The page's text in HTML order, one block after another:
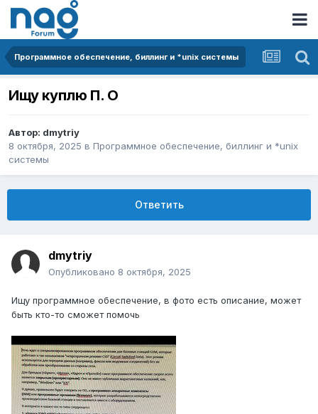
Программное обеспечение, биллинг и *unix системы
Ищу куплю П. О
Автор: dmytriy
8 октября, 2025 в Программное обеспечение, биллинг и *unix
системы
Ответить
dmytriy
Опубликовано 8 октября, 2025
Ищу программное обеспечение, в фото есть описание, может
быть кто-то сможет помочь